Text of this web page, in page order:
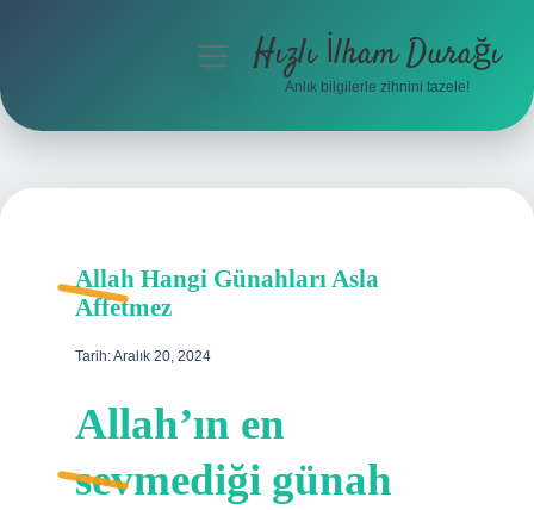
Hakkımızda
menüyüHızlı İlham Durağı
Anlık bilgilerle zihnini tazele!
Allah Hangi Günahları Asla
Affetmez
Tarih: Aralık 20, 2024
Allah’ın en
sevmediği günah